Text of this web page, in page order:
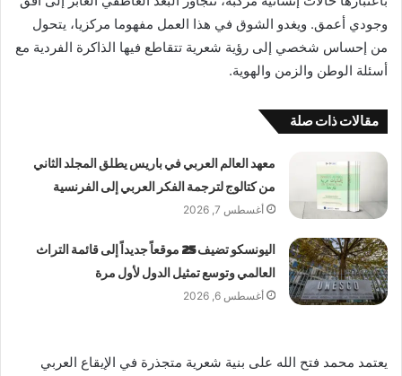
وجودي أعمق. ويغدو الشوق في هذا العمل مفهوما مركزيا، يتحول
من إحساس شخصي إلى رؤية شعرية تتقاطع فيها الذاكرة الفردية مع
أسئلة الوطن والزمن والهوية.
مقالات ذات صلة
معهد العالم العربي في باريس يطلق المجلد الثاني
من كتالوج لترجمة الفكر العربي إلى الفرنسية
أغسطس 7, 2026
اليونسكو تضيف 25 موقعاً جديداً إلى قائمة التراث
العالمي وتوسع تمثيل الدول لأول مرة
أغسطس 6, 2026
يعتمد محمد فتح الله على بنية شعرية متجذرة في الإيقاع العربي